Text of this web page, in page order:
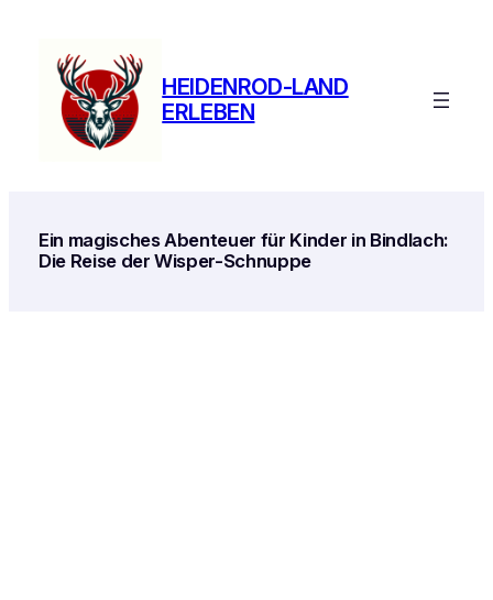
springen
HEIDENROD-LAND
ERLEBEN
Ein magisches Abenteuer für Kinder in Bindlach:
Die Reise der Wisper-Schnuppe